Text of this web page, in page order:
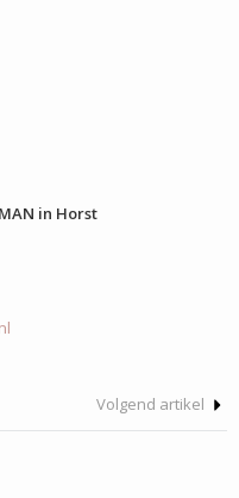
in Horst
Volgend artikel